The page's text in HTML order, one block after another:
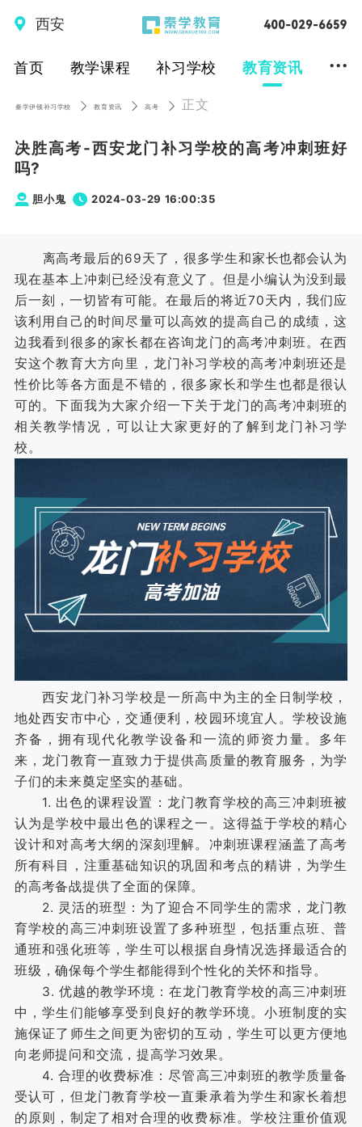
西安
首页 教学课程 补习学校 教育资讯 ...
秦学伊顿补习学校 教育资讯 高考 正文
决胜高考-西安龙门补习学校的高考冲刺班好
吗?
胆小鬼 2024-03-29 16:00:35
离高考最后的69天了，很多学生和家长也都会认为
现在基本上冲刺已经没有意义了。但是小编认为没到最
后一刻，一切皆有可能。在最后的将近70天内，我们应
该利用自己的时间尽量可以高效的提高自己的成绩，这
边我看到很多的家长都在咨询龙门的高考冲刺班。在西
安这个教育大方向里，龙门补习学校的高考冲刺班还是
性价比等各方面是不错的，很多家长和学生也都是很认
可的。下面我为大家介绍一下关于龙门的高考冲刺班的
相关教学情况，可以让大家更好的了解到龙门补习学
校。
西安龙门补习学校是一所高中为主的全日制学校，
地处西安市中心，交通便利，校园环境宜人。学校设施
齐备，拥有现代化教学设备和一流的师资力量。多年
来，龙门教育一直致力于提供高质量的教育服务，为学
子们的未来奠定坚实的基础。
1. 出色的课程设置：龙门教育学校的高三冲刺班被
认为是学校中最出色的课程之一。这得益于学校的精心
设计和对高考大纲的深刻理解。冲刺班课程涵盖了高考
所有科目，注重基础知识的巩固和考点的精讲，为学生
的高考备战提供了全面的保障。
2. 灵活的班型：为了迎合不同学生的需求，龙门教
育学校的高三冲刺班设置了多种班型，包括重点班、普
通班和强化班等，学生可以根据自身情况选择最适合的
班级，确保每个学生都能得到个性化的关怀和指导。
3. 优越的教学环境：在龙门教育学校的高三冲刺班
中，学生们能够享受到良好的教学环境。小班制度的实
施保证了师生之间更为密切的互动，学生可以更方便地
向老师提问和交流，提高学习效果。
4. 合理的收费标准：尽管高三冲刺班的教学质量备
受认可，但龙门教育学校一直秉承着为学生和家长着想
的原则，制定了相对合理的收费标准。学校注重价值观